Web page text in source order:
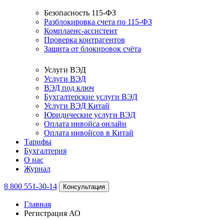
Безопасность 115-ФЗ
Разблокировка счета по 115-ФЗ
Комплаенс-ассистент
Проверка контрагентов
Защита от блокировок счёта
Услуги ВЭД
Услуги ВЭД
ВЭД под ключ
Бухгалтерские услуги ВЭД
Услуги ВЭД Китай
Юридические услуги ВЭД
Оплата инвойса онлайн
Оплата инвойсов в Китай
Тарифы
Бухгалтерия
О нас
Журнал
8 800 551-30-14 Консультация
Главная
Регистрация АО